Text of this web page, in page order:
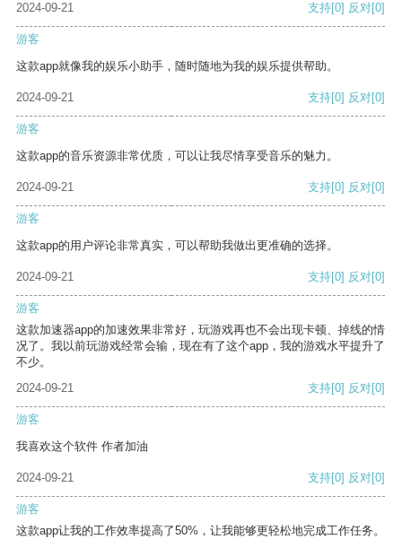
2024-09-21 支持[0] 反对[0]
游客
这款app就像我的娱乐小助手，随时随地为我的娱乐提供帮助。
2024-09-21 支持[0] 反对[0]
游客
这款app的音乐资源非常优质，可以让我尽情享受音乐的魅力。
2024-09-21 支持[0] 反对[0]
游客
这款app的用户评论非常真实，可以帮助我做出更准确的选择。
2024-09-21 支持[0] 反对[0]
游客
这款加速器app的加速效果非常好，玩游戏再也不会出现卡顿、掉线的情
况了。我以前玩游戏经常会输，现在有了这个app，我的游戏水平提升了
不少。
2024-09-21
支持[0] 反对[0]
游客
我喜欢这个软件 作者加油
2024-09-21 支持[0] 反对[0]
游客
这款app让我的工作效率提高了50%，让我能够更轻松地完成工作任务。